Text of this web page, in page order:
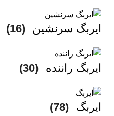
ایربگ سرنشین (16)
ایربگ راننده (30)
ایربگ (78)